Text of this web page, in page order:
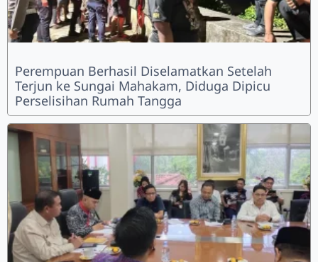
Perempuan Berhasil Diselamatkan Setelah
Terjun ke Sungai Mahakam, Diduga Dipicu
Perselisihan Rumah Tangga